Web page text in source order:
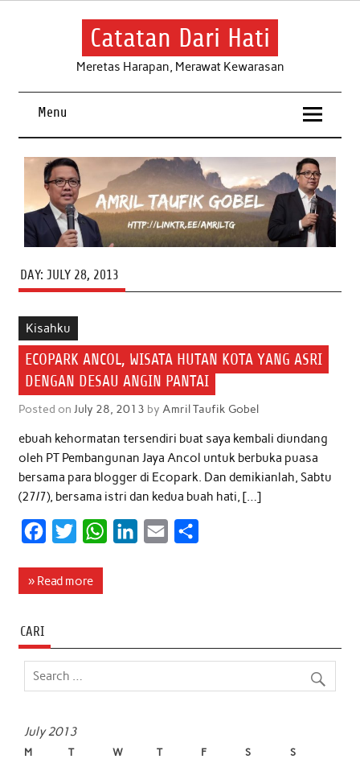
Skip
Catatan Dari Hati
Meretas Harapan, Merawat Kewarasan
Menu
DAY: JULY 28, 2013
Kisahku
ECOPARK ANCOL, WISATA HUTAN KOTA YANG ASRI
DENGAN DESAU ANGIN PANTAI
Posted on July 28, 2013 by Amril Taufik Gobel
ebuah kehormatan tersendiri buat saya kembali diundang
oleh PT Pembangunan Jaya Ancol untuk berbuka puasa
bersama para blogger di Ecopark. Dan demikianlah, Sabtu
(27/7), bersama istri dan kedua buah hati, […]
c
o
o
i
e
W
A
d
» Read more
CARI
July 2013
M T W T F S S